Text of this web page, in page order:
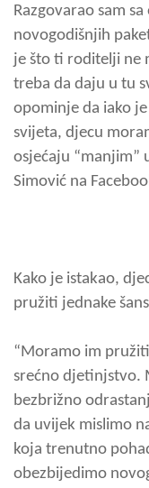
Razgovarao sam
novogodišnjih
je što ti roditelji ne
treba da daju u tu
opominje da iako
svijeta, djecu
osjećaju “manjim”
Simović na
Kako je istakao,
pružiti jednake
“Moramo im
srećno djetinjstvo.
bezbrižno
da uvijek mislimo
koja trenutno
obezbijedimo